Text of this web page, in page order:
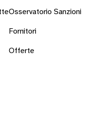
Osservatorio Sanzioni
Fornitori
Offerte